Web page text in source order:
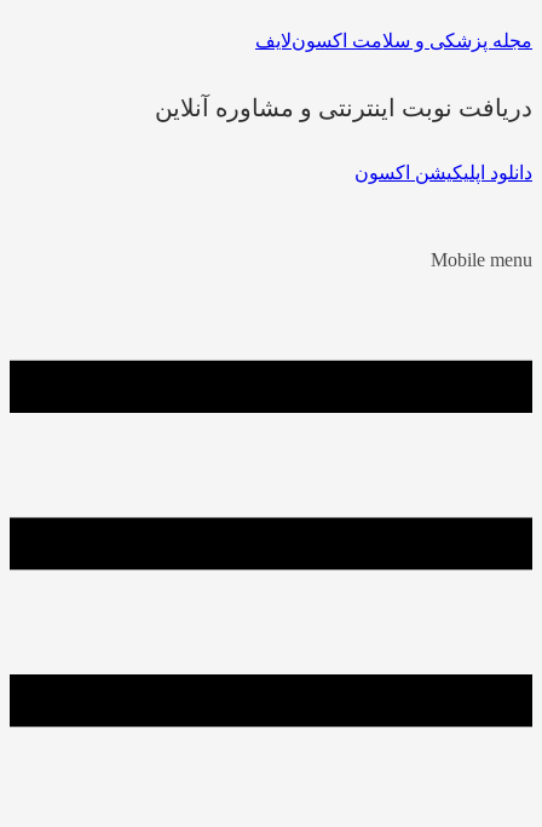
مجله پزشکی و سلامت اکسون‌لایف
دریافت نوبت اینترنتی و مشاوره آنلاین
دانلود اپلیکیشن اکسون
Mobile menu